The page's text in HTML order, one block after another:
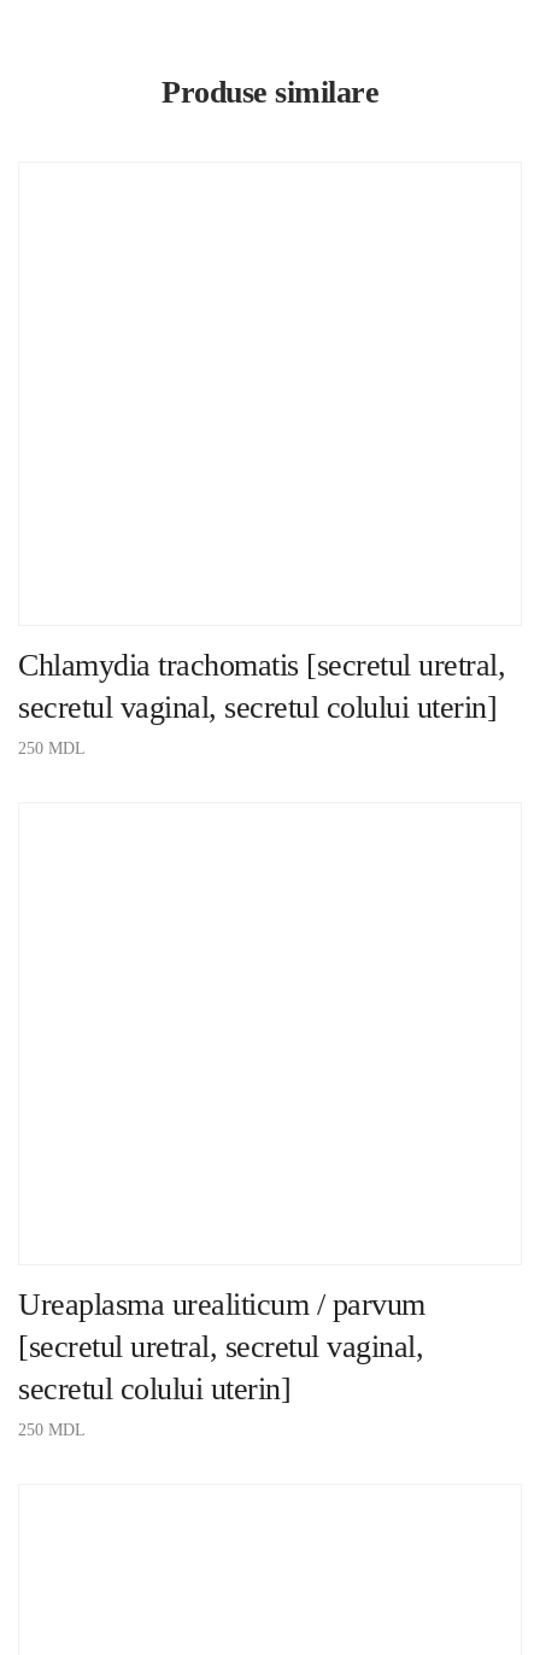
Produse similare
Chlamydia trachomatis [secretul uretral,
secretul vaginal, secretul colului uterin]
250 MDL
Ureaplasma urealiticum / parvum
[secretul uretral, secretul vaginal,
secretul colului uterin]
250 MDL